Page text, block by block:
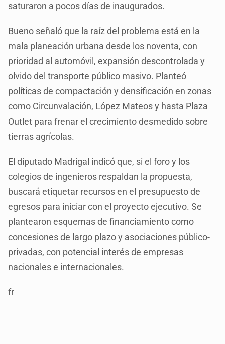
saturaron a pocos días de inaugurados.
Bueno señaló que la raíz del problema está en la
mala planeación urbana desde los noventa, con
prioridad al automóvil, expansión descontrolada y
olvido del transporte público masivo. Planteó
políticas de compactación y densificación en zonas
como Circunvalación, López Mateos y hasta Plaza
Outlet para frenar el crecimiento desmedido sobre
tierras agrícolas.
El diputado Madrigal indicó que, si el foro y los
colegios de ingenieros respaldan la propuesta,
buscará etiquetar recursos en el presupuesto de
egresos para iniciar con el proyecto ejecutivo. Se
plantearon esquemas de financiamiento como
concesiones de largo plazo y asociaciones público-
privadas, con potencial interés de empresas
nacionales e internacionales.
fr